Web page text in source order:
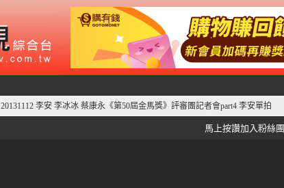
20131112 李安 李冰冰 蔡康永《第50屆金馬獎》評審團記者會part4 李安單拍
馬上按讚加入粉絲團